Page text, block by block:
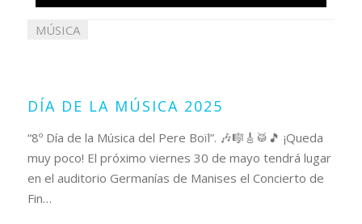
MÚSICA
DÍA DE LA MÚSICA 2025
“8º Día de la Música del Pere Boïl”. 🎶🎼🎸🥁🎵 ¡Queda
muy poco! El próximo viernes 30 de mayo tendrá lugar
en el auditorio Germanías de Manises el Concierto de
Fin…